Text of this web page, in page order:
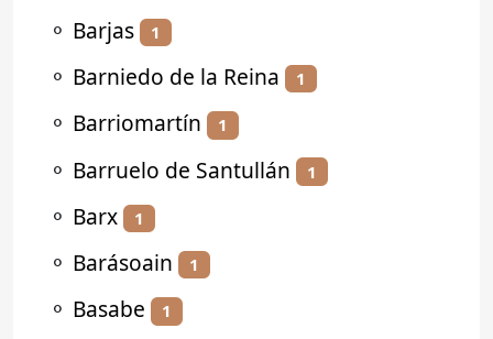
⚬ Barjas 1
⚬ Barniedo de la Reina 1
⚬ Barriomartín 1
⚬ Barruelo de Santullán 1
⚬ Barx 1
⚬ Barásoain 1
⚬ Basabe 1